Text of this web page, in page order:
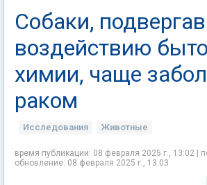
Собаки,
воздействию
химии, чаще
раком
Исследования Животные
время публикации: 08 февраля 2025 г., 13:02 |
обновление: 08 февраля 2025 г., 13:03